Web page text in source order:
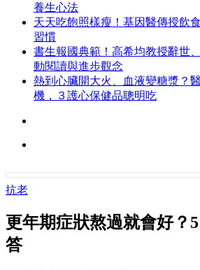
養生心法
天天吃飽照樣瘦！基因醫傳授飲
習慣
書生報國典範！高希均教授辭世
動閱讀與進步觀念
熱到心臟開大火、血液變糖漿？
機，３護心保健品聰明吃
抗老
更年期症狀熬過就會好？
答